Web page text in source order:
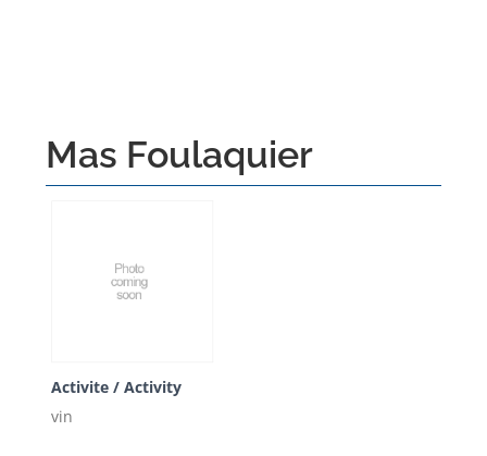
Mas Foulaquier
Activite / Activity
vin